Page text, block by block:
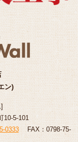
ン)
]
10-5-101
0333FAX：0798-75-